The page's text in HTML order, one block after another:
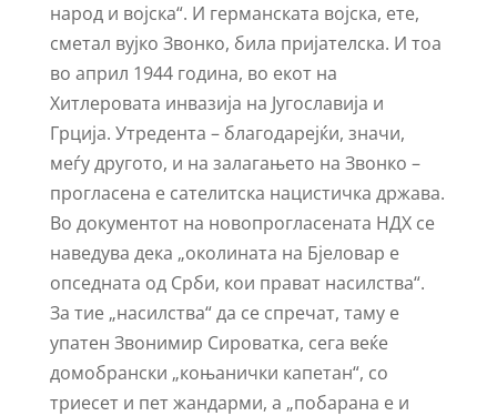
народ и војска“. И германската војска, ете,
сметал вујко Звонко, била пријателска. И тоа
во април 1944 година, во екот на
Хитлеровата инвазија на Југославија и
Грција. Утредента – благодарејќи, значи,
меѓу другото, и на залагањето на Звонко –
прогласена е сателитска нацистичка држава.
Во документот на новопрогласената НДХ се
наведува дека „околината на Бјеловар е
опседната од Срби, кои прават насилства“.
За тие „насилства“ да се спречат, таму е
упатен Звонимир Сироватка, сега веќе
домобрански „коњанички капетан“, со
триесет и пет жандарми, а „побарана е и